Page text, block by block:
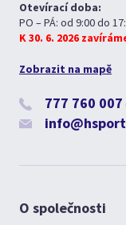
Otevírací doba:
PO – PÁ: od 9:00 do
K 30. 6. 2026
Zobrazit na mapě
777 760 007
O společnosti